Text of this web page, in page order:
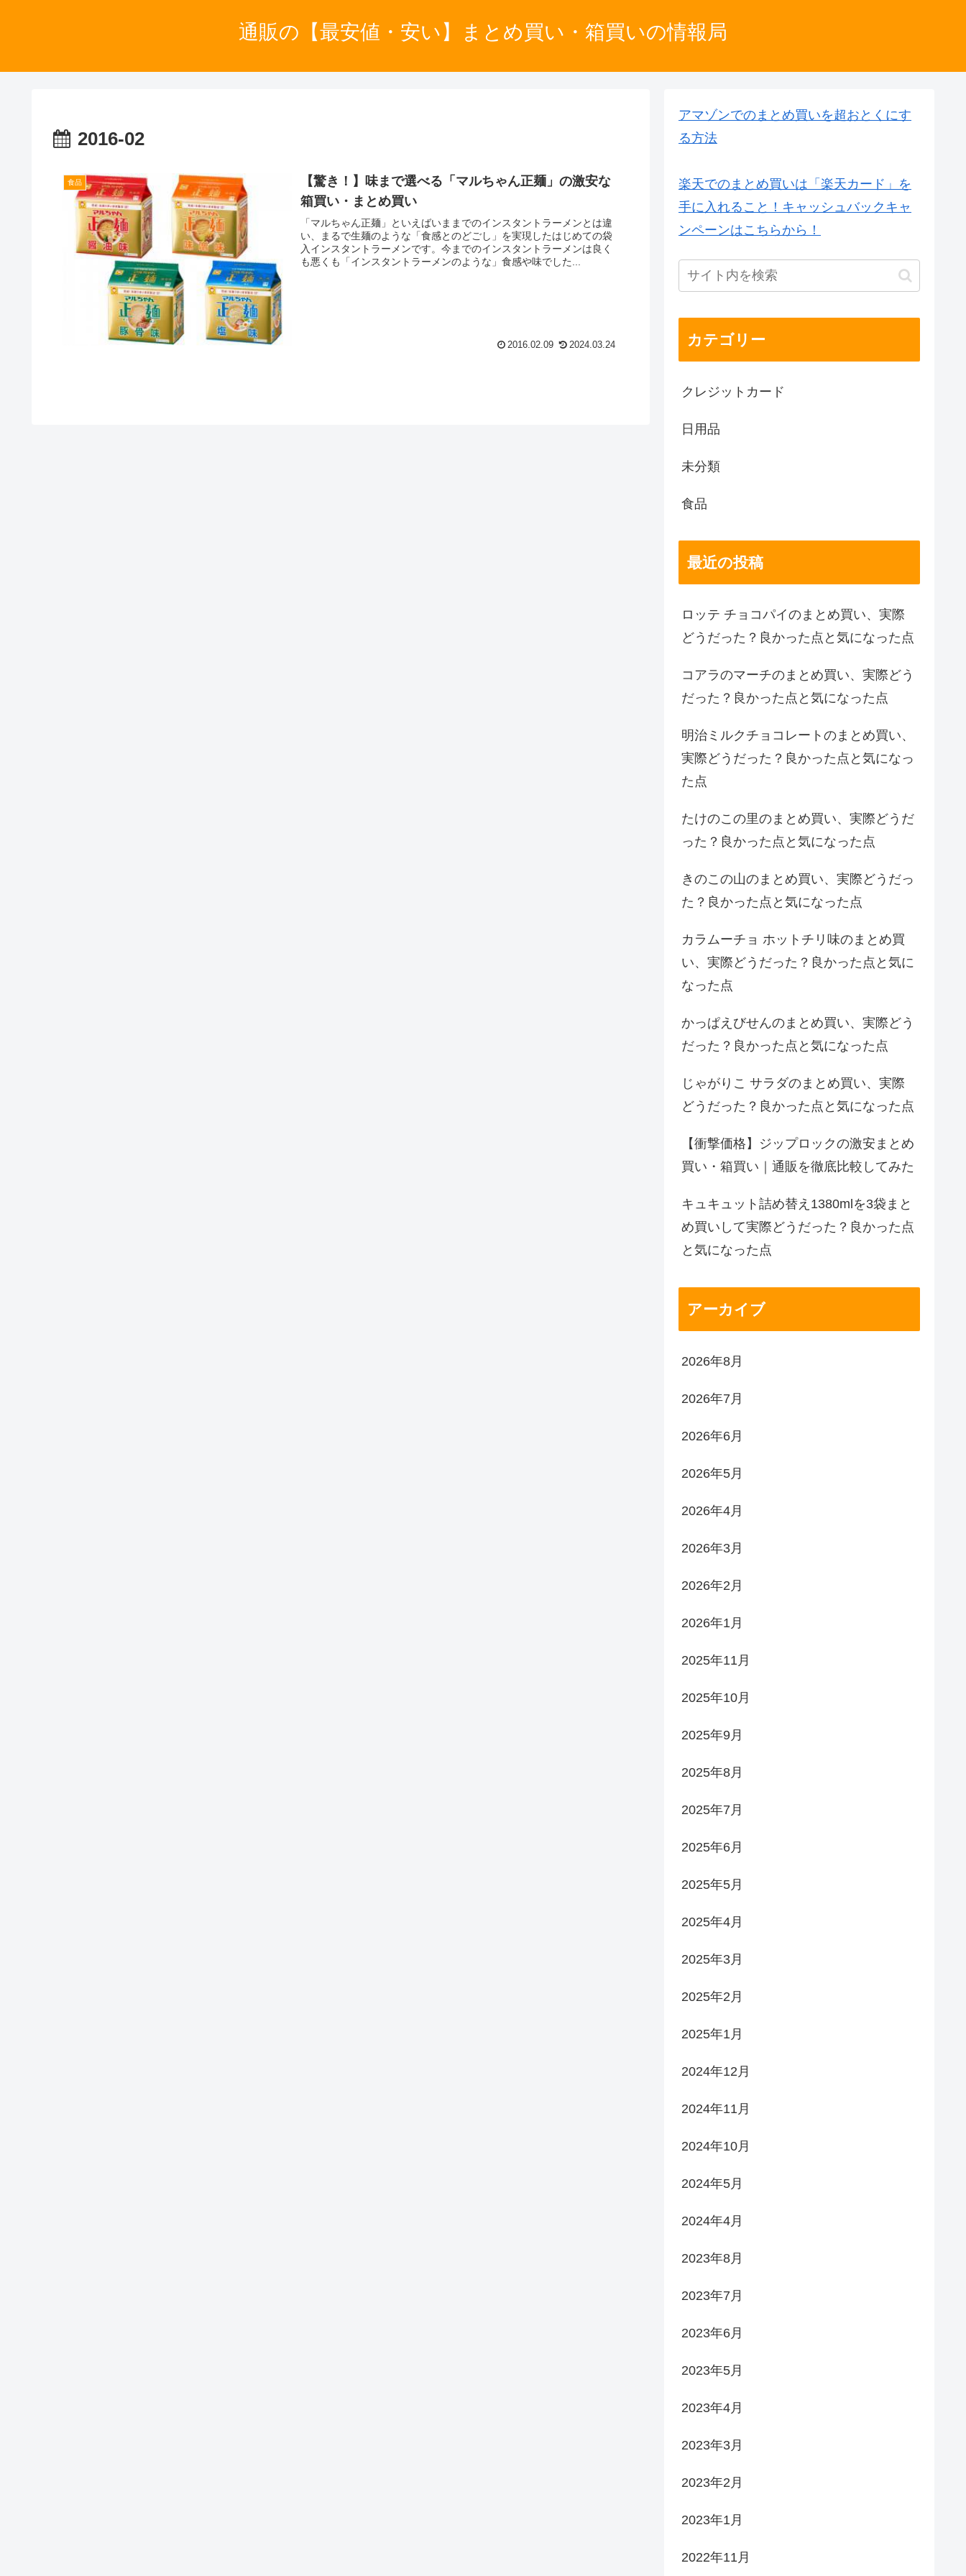
通販の【最安値・安い】まとめ買い・箱買いの情報局
2016-02
食品
【驚き！】味まで選べる「マルちゃん正麺」の激安な
箱買い・まとめ買い
「マルちゃん正麺」といえばいままでのインスタントラーメンとは違
い、まるで生麺のような「食感とのどごし」を実現したはじめての袋
入インスタントラーメンです。今までのインスタントラーメンは良く
も悪くも「インスタントラーメンのような」食感や味でした...
2016.02.09 2024.03.24
アマゾンでのまとめ買いを超おとくにす
る方法
楽天でのまとめ買いは「楽天カード」を
手に入れること！キャッシュバックキャ
ンペーンはこちらから！
カテゴリー
クレジットカード
日用品
未分類
食品
最近の投稿
ロッテ チョコパイのまとめ買い、実際
どうだった？良かった点と気になった点
コアラのマーチのまとめ買い、実際どう
だった？良かった点と気になった点
明治ミルクチョコレートのまとめ買い、
実際どうだった？良かった点と気になっ
た点
たけのこの里のまとめ買い、実際どうだ
った？良かった点と気になった点
きのこの山のまとめ買い、実際どうだっ
た？良かった点と気になった点
カラムーチョ ホットチリ味のまとめ買
い、実際どうだった？良かった点と気に
なった点
かっぱえびせんのまとめ買い、実際どう
だった？良かった点と気になった点
じゃがりこ サラダのまとめ買い、実際
どうだった？良かった点と気になった点
【衝撃価格】ジップロックの激安まとめ
買い・箱買い｜通販を徹底比較してみた
キュキュット詰め替え1380mlを3袋まと
め買いして実際どうだった？良かった点
と気になった点
アーカイブ
2026年8月
2026年7月
2026年6月
2026年5月
2026年4月
2026年3月
2026年2月
2026年1月
2025年11月
2025年10月
2025年9月
2025年8月
2025年7月
2025年6月
2025年5月
2025年4月
2025年3月
2025年2月
2025年1月
2024年12月
2024年11月
2024年10月
2024年5月
2024年4月
2023年8月
2023年7月
2023年6月
2023年5月
2023年4月
2023年3月
2023年2月
2023年1月
2022年11月